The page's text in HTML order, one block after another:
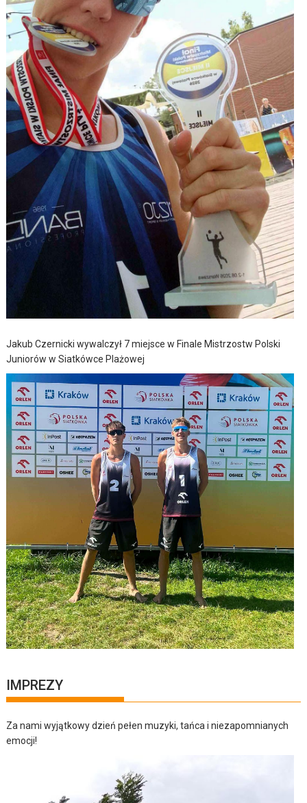
Jakub Czernicki wywalczył 7 miejsce w Finale Mistrzostw Polski
Juniorów w Siatkówce Plażowej
IMPREZY
Za nami wyjątkowy dzień pełen muzyki, tańca i niezapomnianych
emocji!